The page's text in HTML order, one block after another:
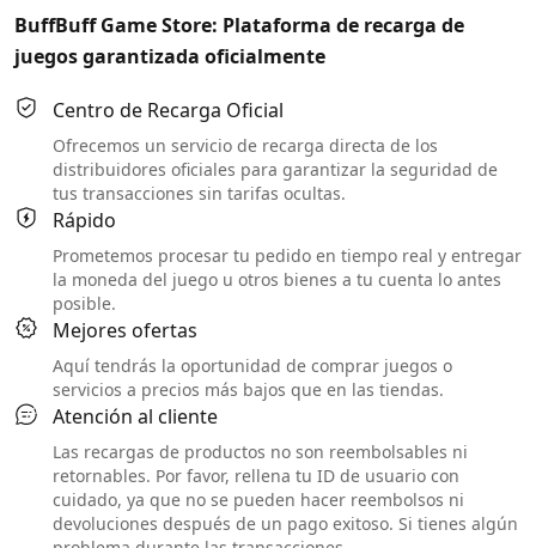
BuffBuff Game Store: Plataforma de recarga de
juegos garantizada oficialmente
Centro de Recarga Oficial
Ofrecemos un servicio de recarga directa de los
distribuidores oficiales para garantizar la seguridad de
tus transacciones sin tarifas ocultas.
Rápido
Prometemos procesar tu pedido en tiempo real y entregar
la moneda del juego u otros bienes a tu cuenta lo antes
posible.
Mejores ofertas
Aquí tendrás la oportunidad de comprar juegos o
servicios a precios más bajos que en las tiendas.
Atención al cliente
Las recargas de productos no son reembolsables ni
retornables. Por favor, rellena tu ID de usuario con
cuidado, ya que no se pueden hacer reembolsos ni
devoluciones después de un pago exitoso. Si tienes algún